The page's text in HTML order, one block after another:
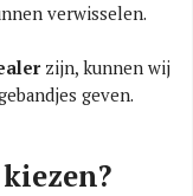
verwisselen.
zijn, kunnen wij
geven.